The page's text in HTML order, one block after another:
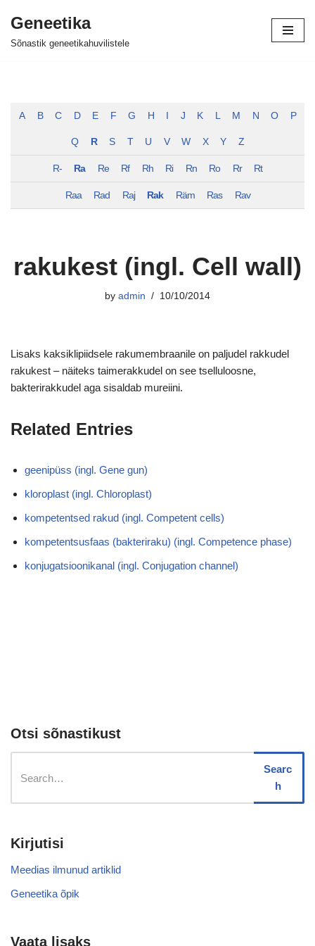
Skip
Geneetika
Sõnastik geneetikahuvilistele
A B C D E F G H J K L M N O P
Q R S T U V W X Y Z
R- Ra Re Rf Rh Ri Rn Ro Rr Rt
Raa Rad Raj Rak Räm Ras Rav
rakukest (ingl. Cell wall)
by admin 10/10/2014
Lisaks kaksiklipiidsele rakumembraanile on paljudel rakkudel
rakukest – näiteks taimerakkudel on see tselluloosne,
bakterirakkudel aga sisaldab mureiini.
Related Entries
geenipüss (ingl. Gene gun)
kloroplast (ingl. Chloroplast)
kompetentsed rakud (ingl. Competent cells)
kompetentsusfaas (bakteriraku) (ingl. Competence phase)
konjugatsioonikanal (ingl. Conjugation channel)
Otsi sõnastikust
Searc
h
Kirjutisi
Meedias ilmunud artiklid
Geneetika õpik
Vaata lisaks